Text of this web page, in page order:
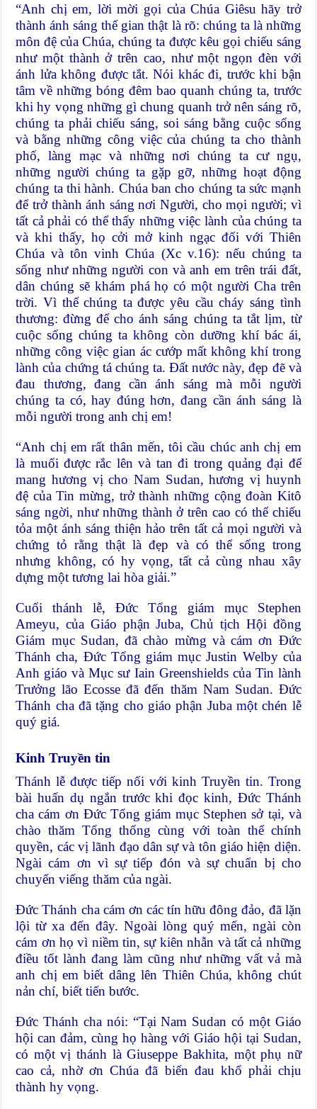
“Anh chị em, lời mời gọi của Chúa Giêsu hãy trở
thành ánh sáng thế gian thật là rõ: chúng ta là những
môn đệ của Chúa, chúng ta được kêu gọi chiếu sáng
như một thành ở trên cao, như một ngọn đèn với
ánh lửa không được tắt. Nói khác đi, trước khi bận
tâm về những bóng đêm bao quanh chúng ta, trước
khi hy vọng những gì chung quanh trở nên sáng rõ,
chúng ta phải chiếu sáng, soi sáng bằng cuộc sống
và bằng những công việc của chúng ta cho thành
phố, làng mạc và những nơi chúng ta cư ngụ,
những người chúng ta gặp gỡ, những hoạt động
chúng ta thi hành. Chúa ban cho chúng ta sức mạnh
để trở thành ánh sáng nơi Người, cho mọi người; vì
tất cả phải có thể thấy những việc lành của chúng ta
và khi thấy, họ cởi mở kinh ngạc đối với Thiên
Chúa và tôn vinh Chúa (Xc v.16): nếu chúng ta
sống như những người con và anh em trên trái đất,
dân chúng sẽ khám phá họ có một người Cha trên
trời. Vì thế chúng ta được yêu cầu cháy sáng tình
thương: đừng để cho ánh sáng chúng ta tắt lịm, từ
cuộc sống chúng ta không còn dưỡng khí bác ái,
những công việc gian ác cướp mất không khí trong
lành của chứng tá chúng ta. Đất nước này, đẹp đẽ và
đau thương, đang cần ánh sáng mà mỗi người
chúng ta có, hay đúng hơn, đang cần ánh sáng là
mỗi người trong anh chị em!
“Anh chị em rất thân mến, tôi cầu chúc anh chị em
là muối được rắc lên và tan đi trong quảng đại để
mang hương vị cho Nam Sudan, hương vị huynh
đệ của Tin mừng, trở thành những cộng đoàn Kitô
sáng ngời, như những thành ở trên cao có thể chiếu
tỏa một ánh sáng thiện hảo trên tất cả mọi người và
chứng tỏ rằng thật là đẹp và có thể sống trong
nhưng không, có hy vọng, tất cả cùng nhau xây
dựng một tương lai hòa giải.”
Cuối thánh lễ, Đức Tổng giám mục Stephen
Ameyu, của Giáo phận Juba, Chủ tịch Hội đồng
Giám mục Sudan, đã chào mừng và cám ơn Đức
Thánh cha, Đức Tổng giám mục Justin Welby của
Anh giáo và Mục sư Iain Greenshields của Tin lành
Trưởng lão Ecosse đã đến thăm Nam Sudan. Đức
Thánh cha đã tặng cho giáo phận Juba một chén lễ
quý giá.
Kinh Truyền tin
Thánh lễ được tiếp nối với kinh Truyền tin. Trong
bài huấn dụ ngắn trước khi đọc kinh, Đức Thánh
cha cám ơn Đức Tổng giám mục Stephen sở tại, và
chào thăm Tổng thống cùng với toàn thể chính
quyền, các vị lãnh đạo dân sự và tôn giáo hiện diện.
Ngài cám ơn vì sự tiếp đón và sự chuẩn bị cho
chuyến viếng thăm của ngài.
Đức Thánh cha cám ơn các tín hữu đông đảo, đã lặn
lội từ xa đến đây. Ngoài lòng quý mến, ngài còn
cám ơn họ vì niềm tin, sự kiên nhẫn và tất cả những
điều tốt lành đang làm cũng như những vất vả mà
anh chị em biết dâng lên Thiên Chúa, không chút
nản chí, biết tiến bước.
Đức Thánh cha nói: “Tại Nam Sudan có một Giáo
hội can đảm, cùng họ hàng với Giáo hội tại Sudan,
có một vị thánh là Giuseppe Bakhita, một phụ nữ
cao cả, nhờ ơn Chúa đã biến đau khổ phải chịu
thành hy vọng.